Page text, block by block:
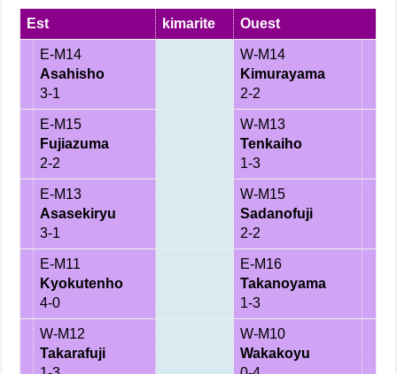
Est kimarite Ouest
E-M14
Asahisho
3-1
W-M14
Kimurayama
2-2
E-M15
Fujiazuma
2-2
W-M13
Tenkaiho
1-3
E-M13
Asasekiryu
3-1
W-M15
Sadanofuji
2-2
E-M11
Kyokutenho
4-0
E-M16
Takanoyama
1-3
W-M12
Takarafuji
W-M10
Wakakoyu